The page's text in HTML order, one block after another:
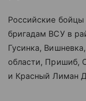
Российские бойцы
бригадам ВСУ в
Гусинка,
области, Пришиб,
и Красный Лиман